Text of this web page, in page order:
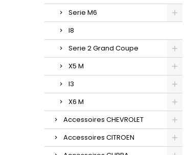
Serie M6
I8
Serie 2 Grand Coupe
X5 M
I3
X6 M
Accessoires CHEVROLET
Accessoires CITROEN